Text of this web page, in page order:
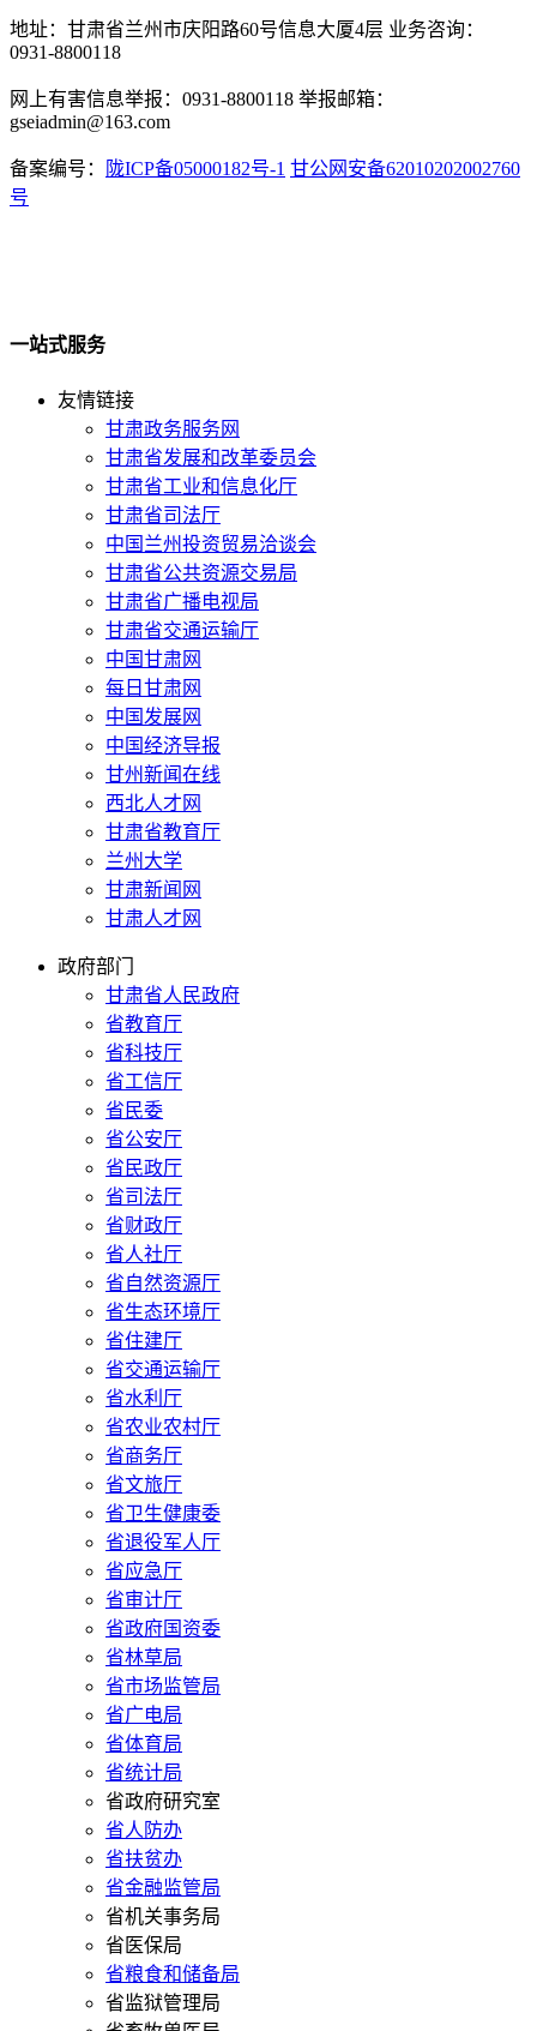
地址：甘肃省兰州市庆阳路60号信息大厦4层 业务咨询：
0931-8800118
网上有害信息举报：0931-8800118 举报邮箱：
gseiadmin@163.com
备案编号： 陇ICP备05000182号-1 甘公网安备62010202002760
号
一站式服务
友情链接
甘肃政务服务网
甘肃省发展和改革委员会
甘肃省工业和信息化厅
甘肃省司法厅
中国兰州投资贸易洽谈会
甘肃省公共资源交易局
甘肃省广播电视局
甘肃省交通运输厅
中国甘肃网
每日甘肃网
中国发展网
中国经济导报
甘州新闻在线
西北人才网
甘肃省教育厅
兰州大学
甘肃新闻网
甘肃人才网
政府部门
甘肃省人民政府
省教育厅
省科技厅
省工信厅
省民委
省公安厅
省民政厅
省司法厅
省财政厅
省人社厅
省自然资源厅
省生态环境厅
省住建厅
省交通运输厅
省水利厅
省农业农村厅
省商务厅
省文旅厅
省卫生健康委
省退役军人厅
省应急厅
省审计厅
省政府国资委
省林草局
省市场监管局
省广电局
省体育局
省统计局
省政府研究室
省人防办
省扶贫办
省金融监管局
省机关事务局
省医保局
省粮食和储备局
省监狱管理局